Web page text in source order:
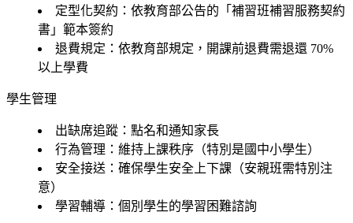
定型化契約：依教育部公告的「補習班補習服務契約
書」範本簽約
退費規定：依教育部規定，開課前退費需退還 70%
以上學費
學生管理
出缺席追蹤：點名和通知家長
行為管理：維持上課秩序（特別是國中小學生）
安全接送：確保學生安全上下課（安親班需特別注
意）
學習輔導：個別學生的學習困難諮詢